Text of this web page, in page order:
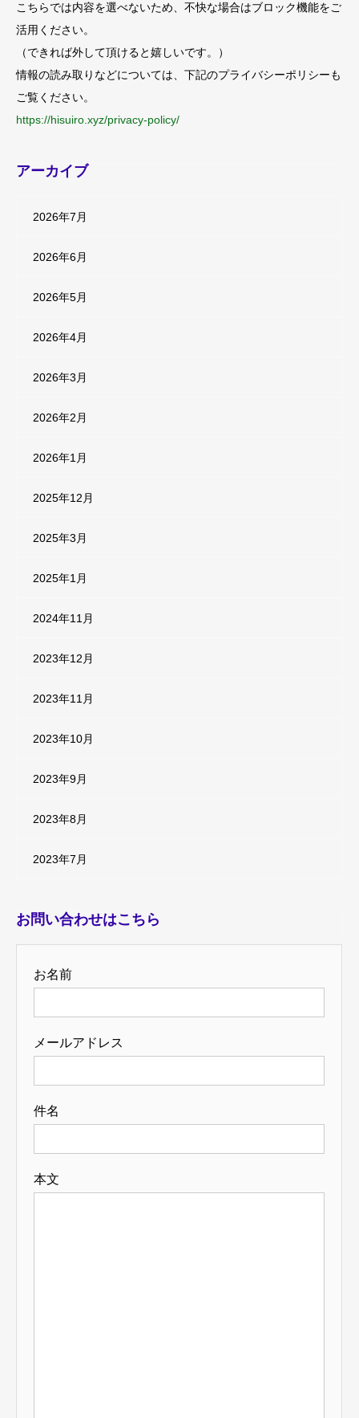
こちらでは内容を選べないため、不快な場合はブロック機能をご
活用ください。
（できれば外して頂けると嬉しいです。）
情報の読み取りなどについては、下記のプライバシーポリシーも
ご覧ください。
https://hisuiro.xyz/privacy-policy/
アーカイブ
2026年7月
2026年6月
2026年5月
2026年4月
2026年3月
2026年2月
2026年1月
2025年12月
2025年3月
2025年1月
2024年11月
2023年12月
2023年11月
2023年10月
2023年9月
2023年8月
2023年7月
お問い合わせはこちら
お名前
メールアドレス
件名
本文